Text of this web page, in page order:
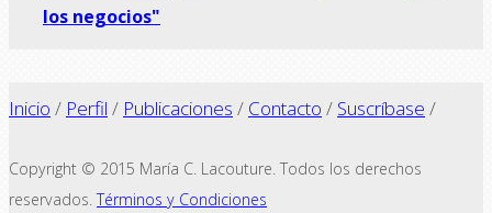
los negocios"
Inicio / Perfil / Publicaciones / Contacto / Suscríbase /
Copyright © 2015 María C. Lacouture. Todos los derechos
reservados.Términos y Condiciones